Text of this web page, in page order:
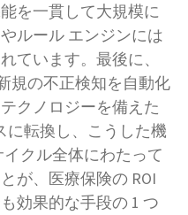
を一貫して大規模に
ルール エンジンには
ています。最後に、
規の不正検知を自動化
クノロジーを備えた
に転換し、こうした機
クル全体にわたって
が、医療保険の ROI
効果的な手段の 1 つ